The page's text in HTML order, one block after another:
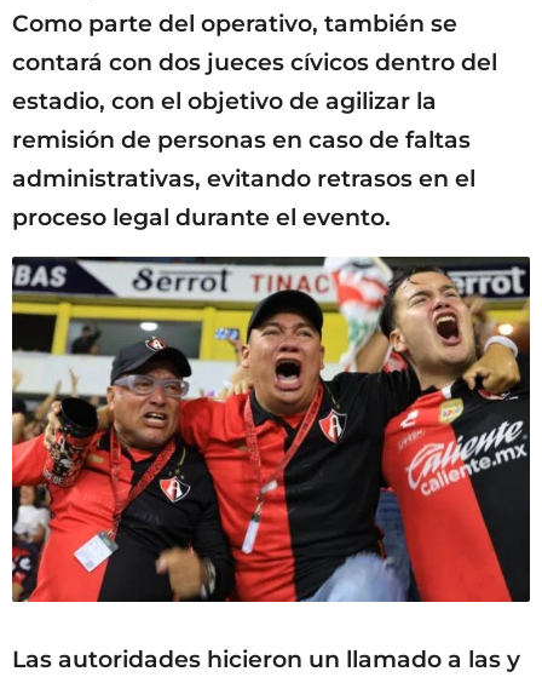
Como parte del operativo, también se
contará con dos jueces cívicos dentro del
estadio, con el objetivo de agilizar la
remisión de personas en caso de faltas
administrativas, evitando retrasos en el
proceso legal durante el evento.
Las autoridades hicieron un llamado a las y